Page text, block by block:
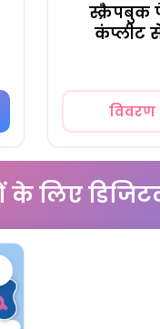
स्क्रैपबुक
कंप्लीट
विवरण
के लिए